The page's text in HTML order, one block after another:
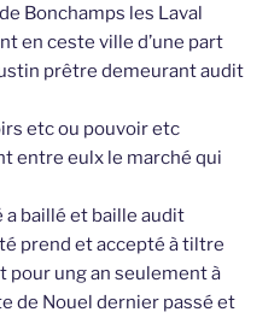
Bonchamps les Laval
en ceste ville d’une part
prêtre demeurant audit
etc ou pouvoir etc
entre eulx le marché qui
a baillé et baille audit
prend et accepté à tiltre
ung an seulement à
de Nouel dernier passé et